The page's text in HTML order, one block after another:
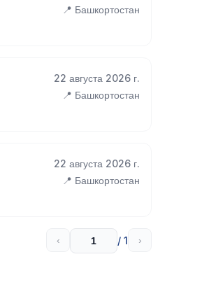
📍 Башкортостан
22 августа 2026 г.
📍 Башкортостан
22 августа 2026 г.
📍 Башкортостан
‹ / 1 ›